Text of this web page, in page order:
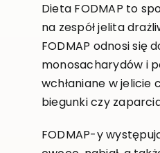
Dieta FODMAP to
na zespół jelita
FODMAP odnosi
monosacharydów i
wchłaniane w jelicie
biegunki czy
FODMAP-y